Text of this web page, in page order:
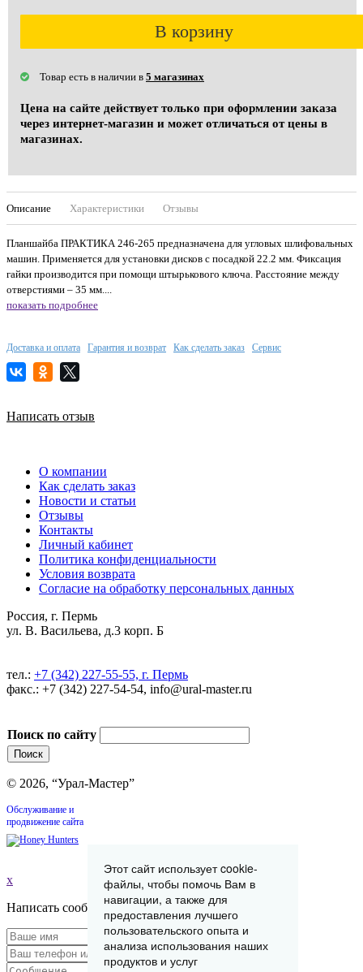
В корзину
Товар есть в наличии в 5 магазинах
Цена на сайте действует только при оформлении заказа
через интернет-магазин и может отличаться от цены в
магазинах.
Описание Характеристики Отзывы
Планшайба ПРАКТИКА 246-265 предназначена для угловых шлифовальных
машин. Применяется для установки дисков с посадкой 22.2 мм. Фиксация
гайки производится при помощи штырькового ключа. Расстояние между
отверстиями – 35 мм....
показать подробнее
Доставка и оплата Гарантия и возврат Как сделать заказ Сервис
Написать отзыв
О компании
Как сделать заказ
Новости и статьи
Отзывы
Контакты
Личный кабинет
Политика конфиденциальности
Условия возврата
Согласие на обработку персональных данных
Россия, г. Пермь
ул. В. Васильева, д.3 корп. Б
тел.: +7 (342) 227-55-55, г. Пермь
факс.: +7 (342) 227-54-54, info@ural-master.ru
Поиск по сайту
© 2026, “Урал-Мастер”
Обслуживание и
продвижение сайта
x
Написать сообщение
Этот сайт использует cookie-
файлы, чтобы помочь Вам в
навигации, а также для
предоставления лучшего
пользовательского опыта и
анализа использования наших
продуктов и услуг